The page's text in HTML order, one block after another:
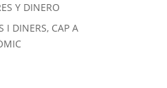
Y DINERO
I DINERS, CAP A